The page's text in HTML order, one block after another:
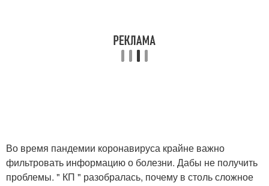
Во время пандемии коронавируса крайне важно
фильтровать информацию о болезни. Дабы не получить
проблемы. " КП " разобралась, почему в столь сложное